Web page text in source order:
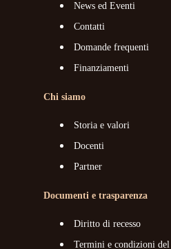
News ed Eventi
Contatti
Domande frequenti
Finanziamenti
Chi siamo
Storia e valori
Docenti
Partner
Documenti e trasparenza
Diritto di recesso
Termini e condizioni